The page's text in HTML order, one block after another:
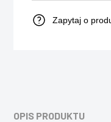
Zapytaj o
OPIS PRODUKTU